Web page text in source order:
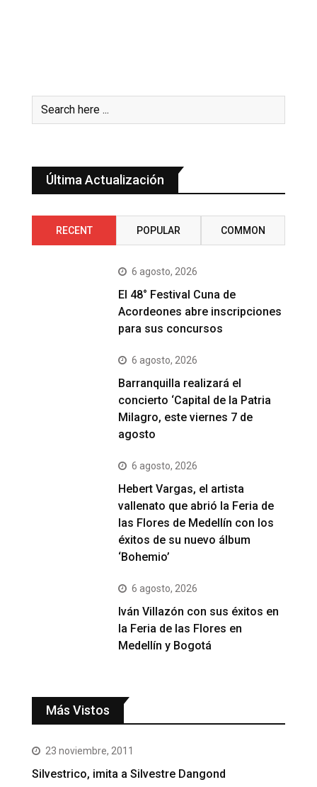
Última Actualización
RECENT POPULAR COMMON
6 agosto, 2026
El 48° Festival Cuna de
Acordeones abre inscripciones
para sus concursos
6 agosto, 2026
Barranquilla realizará el
concierto ‘Capital de la Patria
Milagro, este viernes 7 de
agosto
6 agosto, 2026
Hebert Vargas, el artista
vallenato que abrió la Feria de
las Flores de Medellín con los
éxitos de su nuevo álbum
‘Bohemio’
6 agosto, 2026
Iván Villazón con sus éxitos en
la Feria de las Flores en
Medellín y Bogotá
Más Vistos
23 noviembre, 2011
Silvestrico, imita a Silvestre Dangond